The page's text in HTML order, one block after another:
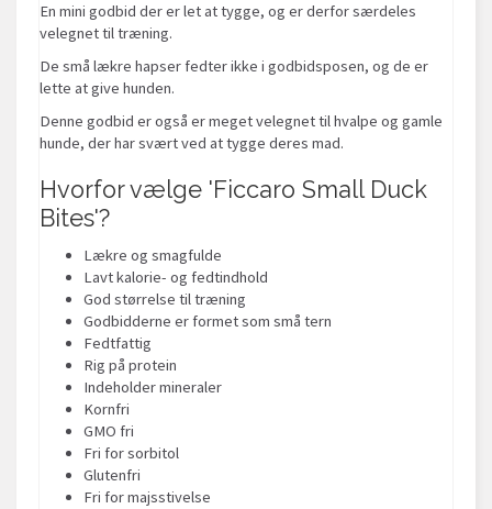
En mini godbid der er let at tygge, og er derfor særdeles
velegnet til træning.
De små lækre hapser fedter ikke i godbidsposen, og de er
lette at give hunden.
Denne godbid er også er meget velegnet til hvalpe og gamle
hunde, der har svært ved at tygge deres mad.
Hvorfor vælge 'Ficcaro Small Duck
Bites'?
Lækre og smagfulde
Lavt kalorie- og fedtindhold
God størrelse til træning
Godbidderne er formet som små tern
Fedtfattig
Rig på protein
Indeholder mineraler
Kornfri
GMO fri
Fri for sorbitol
Glutenfri
Fri for majsstivelse